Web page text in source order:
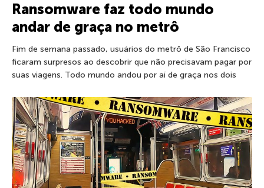
Ransomware faz todo mundo
andar de graça no metrô
Fim de semana passado, usuários do metrô de São Francisco
ficaram surpresos ao descobrir que não precisavam pagar por
suas viagens. Todo mundo andou por aí de graça nos dois